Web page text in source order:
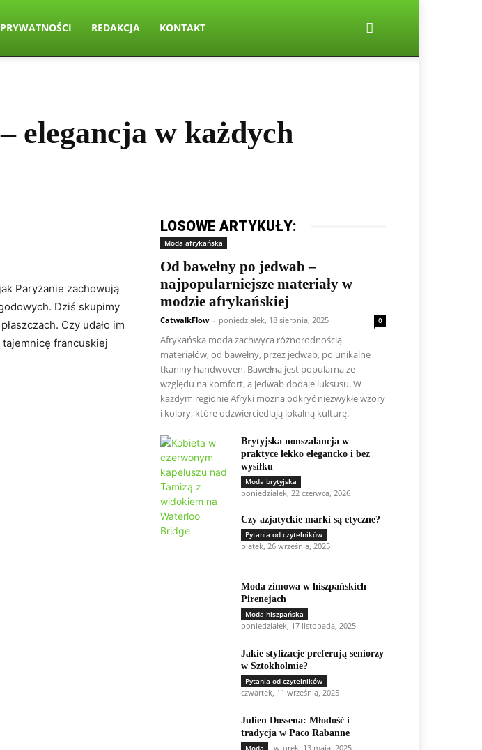
REDAKCJA KONTAKT
elegancja w każdych
Paryżanie zachowują‍
Dziś skupimy
Czy udało im
tajemnicę francuskiej
LOSOWE ARTYKUŁY:
Moda afrykańska
Od bawełny po jedwab –
najpopularniejsze materiały w
modzie afrykańskiej
CatwalkFlow - poniedziałek, 18 sierpnia, 2025 0
Afrykańska moda zachwyca różnorodnością
materiałów, od bawełny, przez jedwab, po unikalne
tkaniny handwoven. Bawełna jest popularna ze
względu na komfort, a jedwab dodaje luksusu. W
każdym regionie Afryki można odkryć niezwykłe wzory
i kolory, które odzwierciedlają lokalną kulturę.
Brytyjska nonszalancja w
praktyce lekko elegancko i bez
wysiłku
Moda brytyjska
poniedziałek, 22 czerwca, 2026
Czy azjatyckie marki są etyczne?
Pytania od czytelników
piątek, 26 września, 2025
Moda zimowa w hiszpańskich
Pirenejach
Moda hiszpańska
poniedziałek, 17 listopada, 2025
Jakie stylizacje preferują seniorzy
w Sztokholmie?
Pytania od czytelników
czwartek, 11 września, 2025
Julien Dossena: Młodość i
tradycja w Paco Rabanne
Moda wtorek, 13 maja, 2025